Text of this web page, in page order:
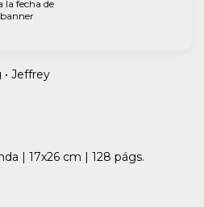
la fecha de
• Jeffrey
| 17x26 cm | 128 págs.